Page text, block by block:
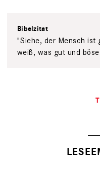
Bibelzitat
"Siehe, der Mensch ist
weiß, was gut und